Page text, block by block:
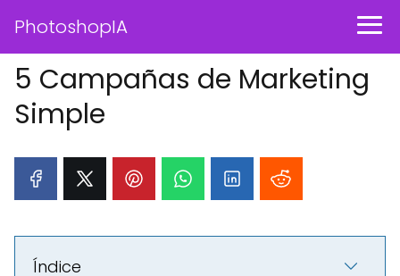
PhotoshopIA
5 Campañas de Marketing
Simple
Índice